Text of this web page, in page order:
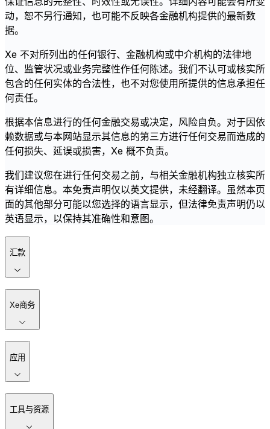
动，恕不另行通知，也可能不反映各金融机构提供的最新数
据。
Xe 不对所列出的任何银行、金融机构或中介机构的法律地
位、监管状况或业务完整性作任何陈述。我们不认可或核实所
包含的任何实体的合法性，也不对您使用所提供的信息承担任
何责任。
根据本信息进行的任何金融交易或决定，风险自负。对于因依
赖数据或与本网站显示其信息的第三方进行任何交易而造成的
任何损失、延误或损害，Xe 概不负责。
我们建议您在进行任何交易之前，与相关金融机构独立核实所
有详细信息。本免责声明仅以英文提供，未经翻译。虽然本页
面的其他部分可能以您选择的语言显示，但法律免责声明仍以
英语显示，以保持其准确性和意图。
汇款
Xe商务
应用
工具与资源